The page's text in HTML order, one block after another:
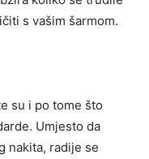
s vašim šarmom.
su i po tome što
Umjesto da
nakita, radije se